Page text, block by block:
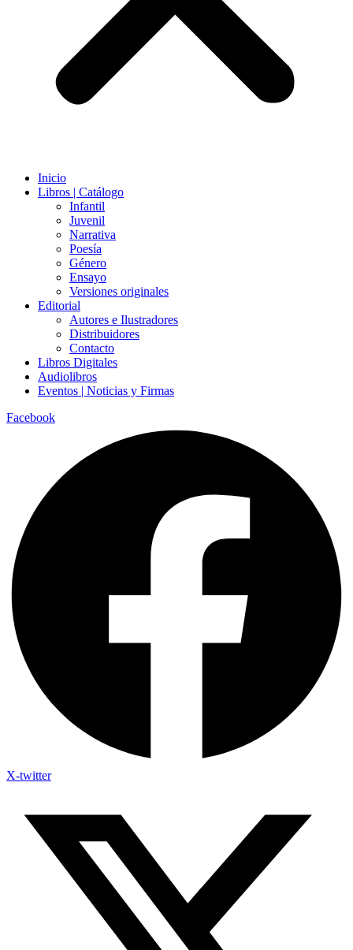
Inicio
Libros | Catálogo
Infantil
Juvenil
Narrativa
Poesía
Género
Ensayo
Versiones originales
Editorial
Autores e Ilustradores
Distribuidores
Contacto
Libros Digitales
Audiolibros
Eventos | Noticias y Firmas
Facebook
X-twitter